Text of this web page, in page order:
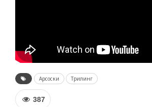
Арсоски Трилинг
387